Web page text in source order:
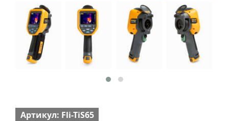
Артикул: Fli-TiS65